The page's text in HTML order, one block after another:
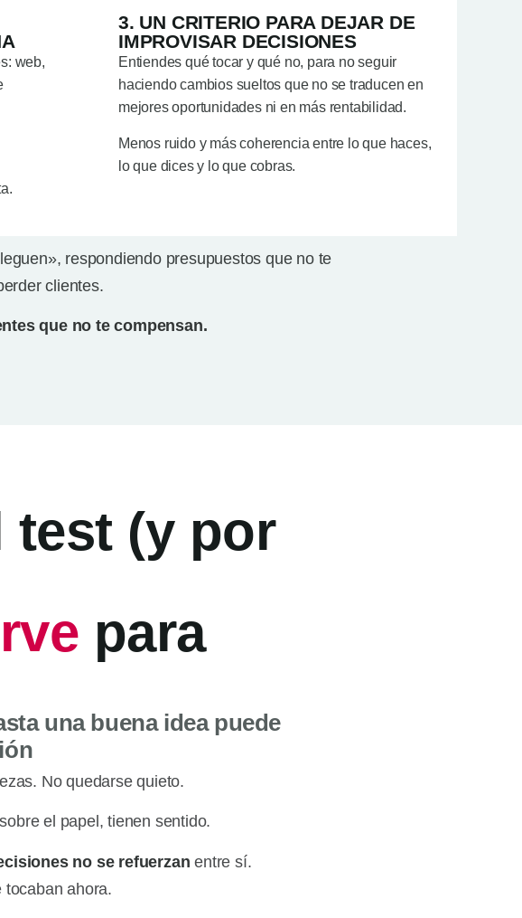
web,
3. UN CRITERIO PARA DEJAR DE
IMPROVISAR DECISIONES
Entiendes qué tocar y qué no, para no seguir
haciendo cambios sueltos que no se traducen en
mejores oportunidades ni en más rentabilidad.
Menos ruido y más coherencia entre lo que haces,
lo que dices y lo que cobras.
respondiendo presupuestos que no te
clientes.
que no te compensan.
test (y por
para
una buena idea puede
No quedarse quieto.
el papel, tienen sentido.
no se refuerzan entre sí.
tocaban ahora.